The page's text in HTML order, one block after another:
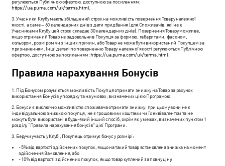
регулюються Публічною офертою, доступною за посиланням:
https://ua.puma.com/uk/terms.html
3. Учасники Клубу мають збільшений строк на можливість повернення Товару належної
якості, а саме – 60 календарних днів з дати придбання (для Споживачів, які не є
Учасниками Клубу цей строк складає 30 календарних днів). Повернення Товару можливе,
якщо отриманий Товар не задовольнив Покупця за формою, габаритами, фасоном,
кольором, розміром чи з інших причин, або Товар не може бути використаний Покупцем за
призначенням. Інші деталі по поверненню Товару належної якості регулюються Публічною
офертою, доступною за посиланням:https://ua.puma.com/uk/terms.html
Правила нарахування Бонусів
1. Під Бонусом розуміється можливість Покупця отримати знижку на Товар за рахунок
використання Бонусів у порядку та на умовах, визначених цією Програмою.
2. Бонуси є виключно можливістю споживача отримати знижку; при цьому вони не є
індивідуальною знижкою покупця, не є грошовими коштами чи їх еквівалентом та не
можуть бути використані в будь-який інший спосіб, окрім як у межах, визначених пунктом 1
розділу “Правила нарахування бонусів” цієї Програми.
3. Беручи участь у Клубі, Покупець отримує бонус у розмірі:
- 5% від вартості здійснених покупок, якщо на такий товар встановлена знижка на момент
здійснення Замовлення, або
- 10% від вартості здійснених покупок, якщо товар куплений за повну ціну.